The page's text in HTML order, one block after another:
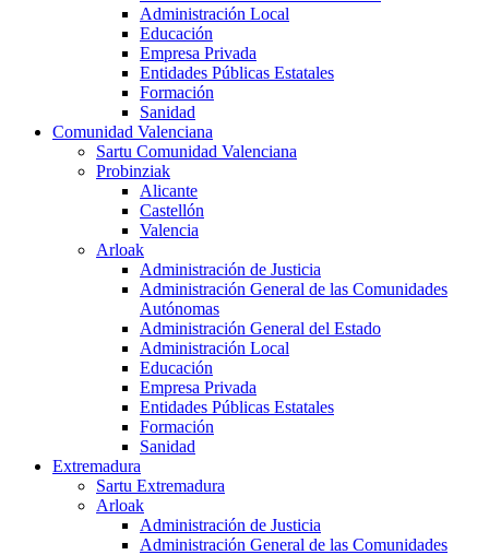
Administración Local
Educación
Empresa Privada
Entidades Públicas Estatales
Formación
Sanidad
Comunidad Valenciana
Sartu Comunidad Valenciana
Probinziak
Alicante
Castellón
Valencia
Arloak
Administración de Justicia
Administración General de las Comunidades
Autónomas
Administración General del Estado
Administración Local
Educación
Empresa Privada
Entidades Públicas Estatales
Formación
Sanidad
Extremadura
Sartu Extremadura
Arloak
Administración de Justicia
Administración General de las Comunidades